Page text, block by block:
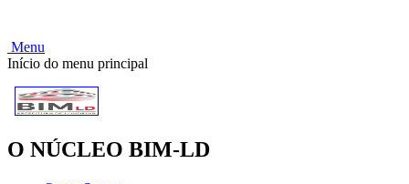
Menu
Início do menu principal
O NÚCLEO BIM-LD